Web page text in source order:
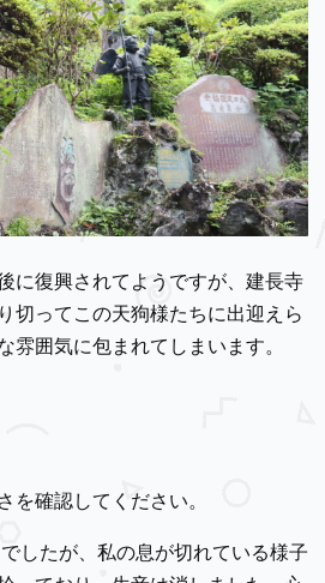
に復興されてようですが、建長寺
切ってこの天狗様たちに出迎えら
雰囲気に包まれてしまいます。
確認してください。
したが、私の息が切れている様子